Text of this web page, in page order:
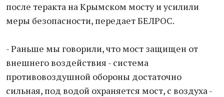
после теракта на Крымском мосту и усилили
меры безопасности, передает БЕЛРОС.
- Раньше мы говорили, что мост защищен от
внешнего воздействия - система
противовоздушной обороны достаточно
сильная, под водой охраняется мост, с воздуха -